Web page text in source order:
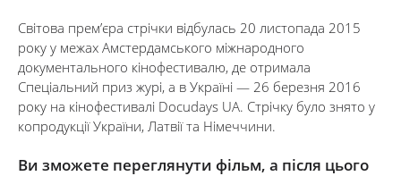
Світова прем’єра стрічки відбулась 20 листопада 2015
року у межах Амстердамського міжнародного
документального кінофестивалю, де отримала
Спеціальний приз журі, а в Україні — 26 березня 2016
року на кінофестивалі Docudays UA. Стрічку було знято у
копродукції України, Латвії та Німеччини.
Ви зможете переглянути фільм, а після цього